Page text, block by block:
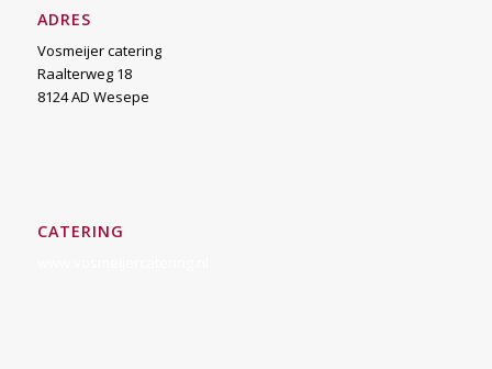
ADRES
Vosmeijer catering
Raalterweg 18
8124 AD Wesepe
CATERING